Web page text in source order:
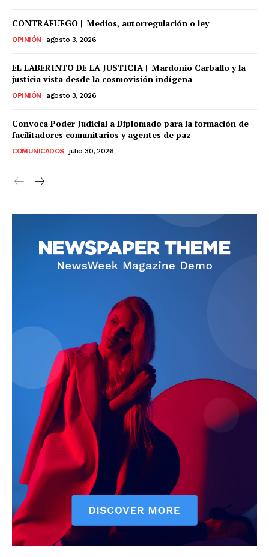
CONTRAFUEGO || Medios, autorregulación o ley
OPINIÓN agosto 3, 2026
EL LABERINTO DE LA JUSTICIA || Mardonio Carballo y la
justicia vista desde la cosmovisión indígena
OPINIÓN agosto 3, 2026
Convoca Poder Judicial a Diplomado para la formación de
facilitadores comunitarios y agentes de paz
COMUNICADOS julio 30, 2026